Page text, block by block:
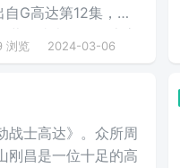
G高达第12集，东
梗的由来。
浏览 2024-03-06
战士高达》。众所周
刚昌是一位十足的高